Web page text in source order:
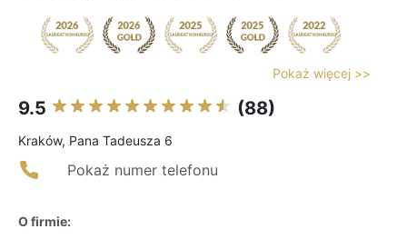
Pokaż więcej >>
9.5 (88)
Kraków, Pana Tadeusza 6
Pokaż numer telefonu
O firmie: